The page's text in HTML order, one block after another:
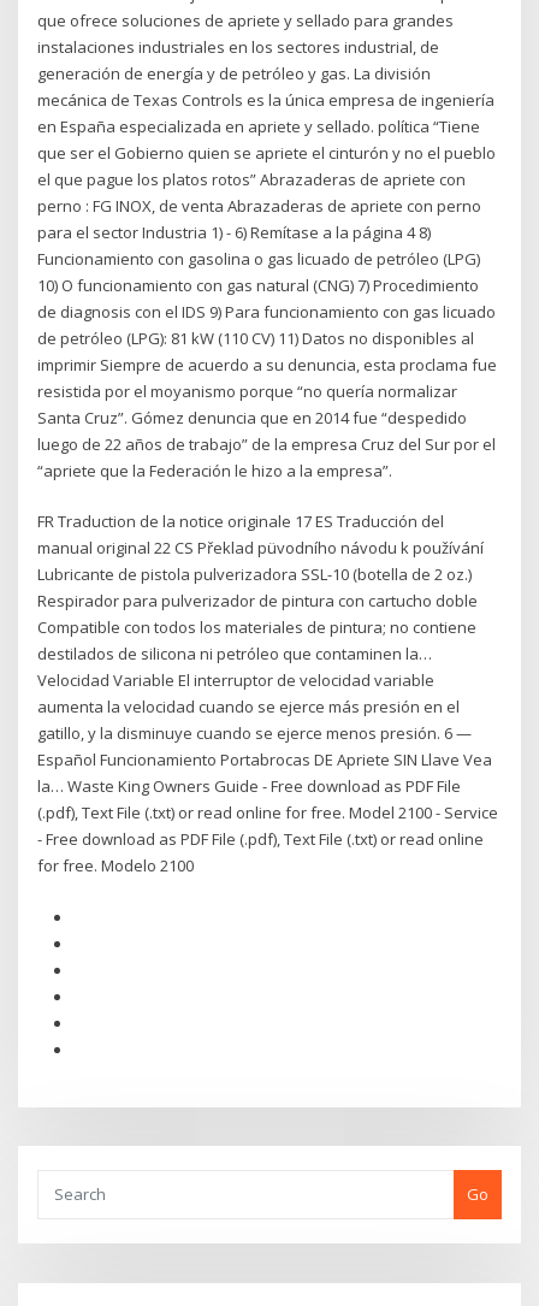
que ofrece soluciones de apriete y sellado para grandes
instalaciones industriales en los sectores industrial, de
generación de energía y de petróleo y gas. La división
mecánica de Texas Controls es la única empresa de ingeniería
en España especializada en apriete y sellado. política “Tiene
que ser el Gobierno quien se apriete el cinturón y no el pueblo
el que pague los platos rotos” Abrazaderas de apriete con
perno : FG INOX, de venta Abrazaderas de apriete con perno
para el sector Industria 1) - 6) Remítase a la página 4 8)
Funcionamiento con gasolina o gas licuado de petróleo (LPG)
10) O funcionamiento con gas natural (CNG) 7) Procedimiento
de diagnosis con el IDS 9) Para funcionamiento con gas licuado
de petróleo (LPG): 81 kW (110 CV) 11) Datos no disponibles al
imprimir Siempre de acuerdo a su denuncia, esta proclama fue
resistida por el moyanismo porque “no quería normalizar
Santa Cruz”. Gómez denuncia que en 2014 fue “despedido
luego de 22 años de trabajo” de la empresa Cruz del Sur por el
“apriete que la Federación le hizo a la empresa”.
FR Traduction de la notice originale 17 ES Traducción del
manual original 22 CS Překlad püvodního návodu k používání
Lubricante de pistola pulverizadora SSL-10 (botella de 2 oz.)
Respirador para pulverizador de pintura con cartucho doble
Compatible con todos los materiales de pintura; no contiene
destilados de silicona ni petróleo que contaminen la…
Velocidad Variable El interruptor de velocidad variable
aumenta la velocidad cuando se ejerce más presión en el
gatillo, y la disminuye cuando se ejerce menos presión. 6 —
Español Funcionamiento Portabrocas DE Apriete SIN Llave Vea
la… Waste King Owners Guide - Free download as PDF File
(.pdf), Text File (.txt) or read online for free. Model 2100 - Service
- Free download as PDF File (.pdf), Text File (.txt) or read online
for free. Modelo 2100
Go